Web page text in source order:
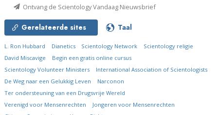
Ontvang de Scientology Vandaag Nieuwsbrief
Gerelateerde sites Taal
L. Ron Hubbard Dianetics Scientology Network
Scientology religie
David Miscavige
Begin een gratis online cursus
Scientology Volunteer Ministers
International Association of Scientologists
De Weg naar een Gelukkig Leven
Narconon
Ter ondersteuning van een Drugsvrije Wereld
Verenigd voor Mensenrechten
Jongeren voor Mensenrechten